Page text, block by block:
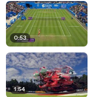
0:53
1:54